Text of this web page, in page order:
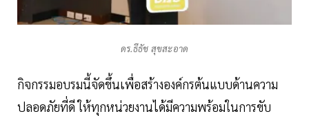
ดร.ธีธัช สุขสะอาด
กิจกรรมอบรมนี้จัดขึ้นเพื่อสร้างองค์กรต้นแบบด้านความ
ปลอดภัยที่ดี ให้ทุกหน่วยงานได้มีความพร้อมในการขับ